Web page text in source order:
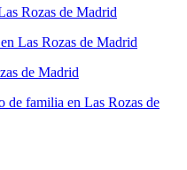
Rozas de Madrid
Las Rozas de Madrid
de Madrid
de familia en Las Rozas de